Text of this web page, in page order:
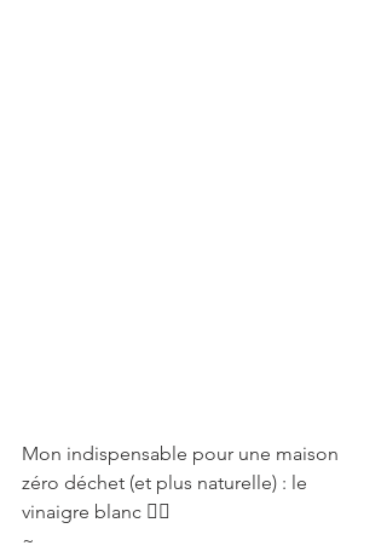
Mon indispensable pour une maison
zéro déchet (et plus naturelle) : le
vinaigre blanc 👌🏻
~